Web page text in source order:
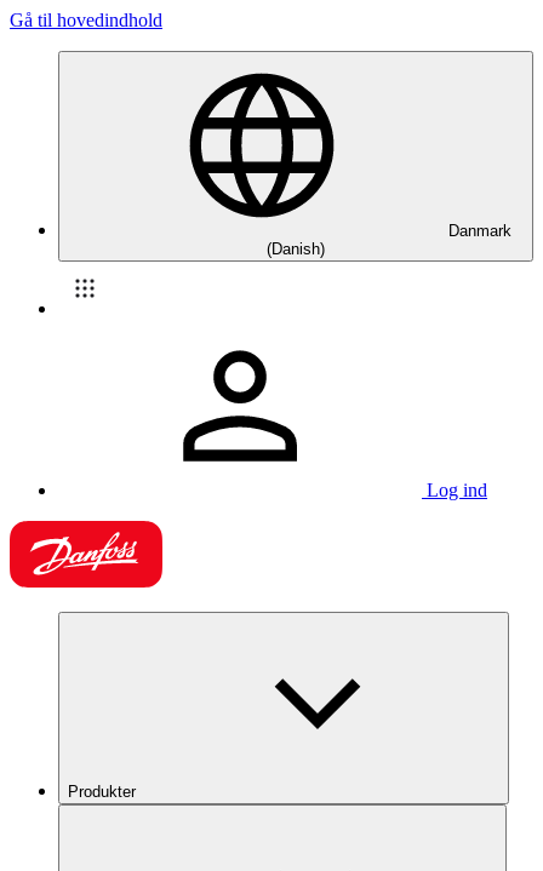
Gå til hovedindhold
Danmark
(Danish)
Log ind
Produkter